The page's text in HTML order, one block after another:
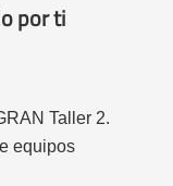
por ti
Taller 2.
equipos